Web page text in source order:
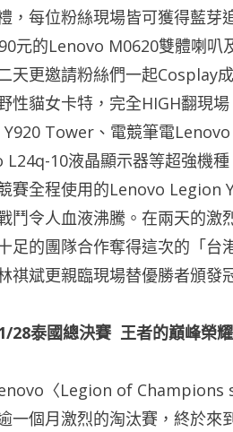
，每位粉絲現場皆可獲得藍芽
元的Lenovo M0620雙體喇
天更邀請粉絲們一起Cosplay
性貓女卡特，完全HIGH翻現
Tower、電競筆電
L24q-10液晶顯示器等超強機
賽全程使用的Lenovo Legion
鬥令人血液沸騰。在兩天的激
足的團隊合作奪得這次的「
祺斌更親臨現場替優勝者頒發
28泰國總決賽 王者的巔峰榮耀
〈Legion of Champions
一個月激烈的淘汰賽，終於來